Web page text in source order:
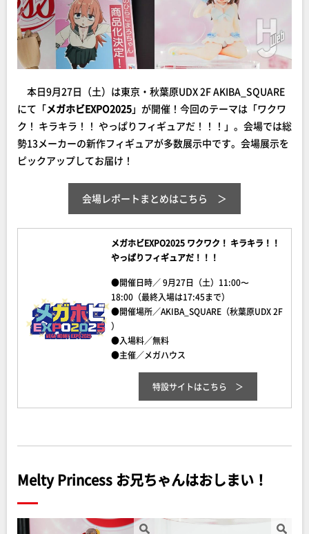
本日9月27日（土）は東京・秋葉原UDX 2F AKIBA_SQUARE
にて「メガホビEXPO2025」が開催！今回のテーマは「ワクワ
ク！ キラキラ！！ やっぱりフィギュアだ！！！」。会場では総
勢13メーカーの新作フィギュアが多数展示中です。会場展示を
ピックアップしてお届け！
会場レポートまとめはこちら
メガホビEXPO2025 ワクワク！ キラキラ！！
やっぱりフィギュアだ！！！
●開催日時／ 9月27日（土）11:00〜
18:00（最終入場は17:45まで）
●開催場所／AKIBA_SQUARE（秋葉原UDX 2F
）
●入場料／無料
●主催／メガハウス
特設サイトはこちら
Melty Princess お兄ちゃんはおしまい！